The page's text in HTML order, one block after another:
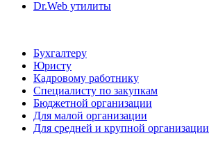
Dr.Web утилиты
Бухгалтеру
Юристу
Кадровому работнику
Специалисту по закупкам
Бюджетной организации
Для малой организации
Для средней и крупной организации